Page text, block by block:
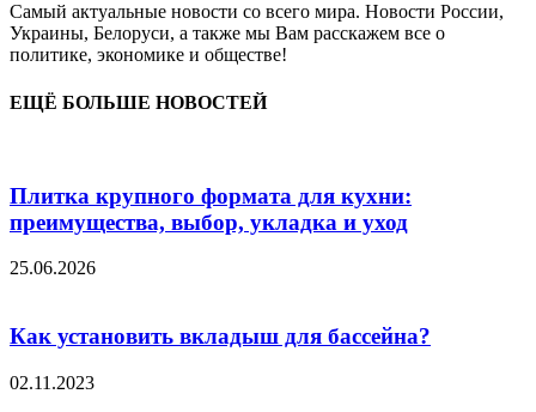
Самый актуальные новости со всего мира. Новости России,
Украины, Белоруси, а также мы Вам расскажем все о
политике, экономике и обществе!
ЕЩЁ БОЛЬШЕ НОВОСТЕЙ
Плитка крупного формата для кухни:
преимущества, выбор, укладка и уход
25.06.2026
Как установить вкладыш для бассейна?
02.11.2023